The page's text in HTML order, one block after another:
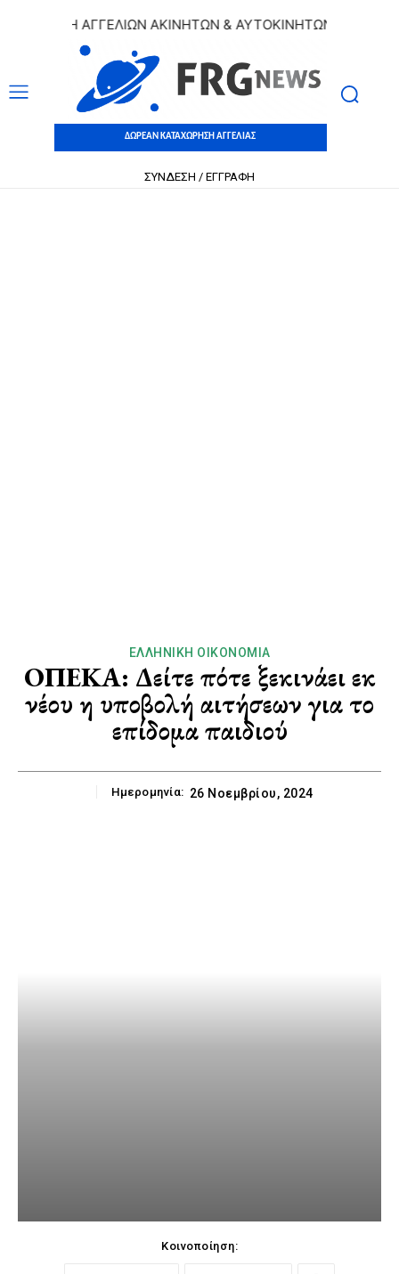
ΑΓΓΕΛΙΩΝ ΑΚΙΝΗΤΩΝ & ΑΥΤΟΚΙΝΗΤΩΝ | ΔΩΡΕΑΝ
ΔΩΡΕΑΝ ΚΑΤΑΧΩΡΗΣΗ ΑΓΓΕΛΙΑΣ
ΣΥΝΔΕΣΗ / ΕΓΓΡΑΦΗ
ΕΛΛΗΝΙΚΉ ΟΙΚΟΝΟΜΊΑ
ΟΠΕΚΑ: Δείτε πότε ξεκινάει εκ
νέου η υποβολή αιτήσεων για το
επίδομα παιδιού
Ημερομηνία: 26 Νοεμβρίου, 2024
Κοινοποίηση: